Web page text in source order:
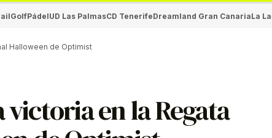
GolfPádelUD Las PalmasCD TenerifeDreamland Gran CanariaLa
Halloween de Optimist
en la Regata